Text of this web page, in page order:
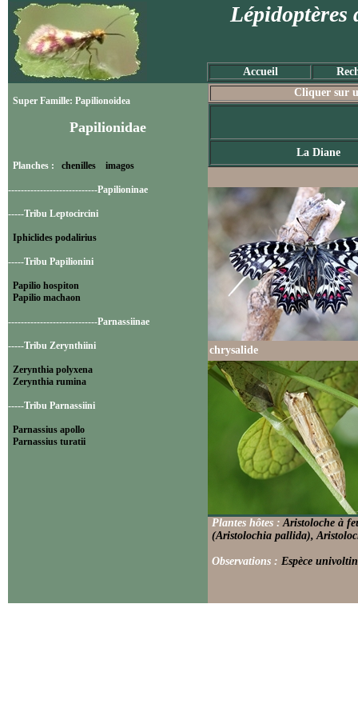
Lépidoptères
Accueil
Super Famille: Papilionoidea
Papilionidae
Planches : chenilles imagos
----------------------------Papilioninae
-----Tribu Leptocircini
Iphiclides podalirius
-----Tribu Papilionini
Papilio hospiton
Papilio machaon
----------------------------Parnassiinae
-----Tribu Zerynthiini
Zerynthia polyxena
Zerynthia rumina
-----Tribu Parnassiini
Parnassius apollo
Parnassius turatii
Cliquer sur
La Diane
chrysalide
Plantes hôtes :Aristoloche à
(Aristolochia pallida),
Observations : Espèce